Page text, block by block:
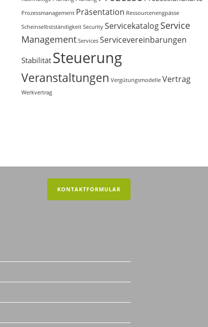
Prozessmanagement Präsentation Ressourcenengpässe
Scheinselbstständigkeit Security ServicekatalogService
Management Services Servicevereinbarungen
Stabilität Steuerung
Veranstaltungen Vergütungsmodelle Vertrag
Werkvertrag
KONTAKTFORMULAR